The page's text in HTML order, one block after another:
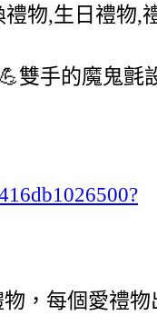
物,生日禮物,
雙手的魔鬼氈
，每個愛禮